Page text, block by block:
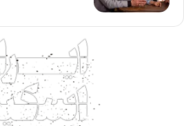
موفقیت داشته باشند.
امروزه بسیاری از اتاق های فرار از
دیجیتال و حتی هوش مصنوعی می
به فرد کنند. برای مثال، بازیکنان
درست قرار دهند تا دری باز شود یا